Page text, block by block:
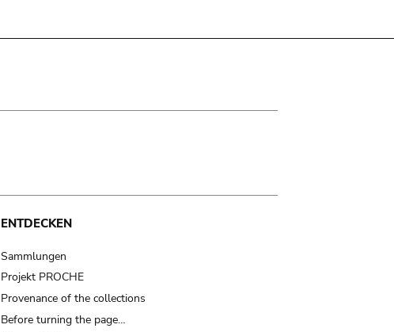
ENTDECKEN
Sammlungen
Projekt PROCHE
Provenance of the collections
Before turning the page…